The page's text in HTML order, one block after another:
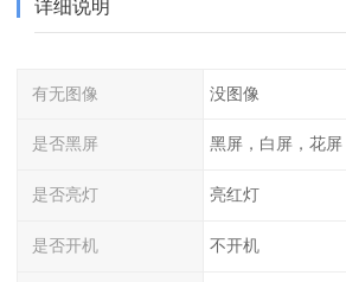
详细说明
有无图像 没图像
是否黑屏 黑屏，白屏，花屏
是否亮灯 亮红灯
是否开机 不开机